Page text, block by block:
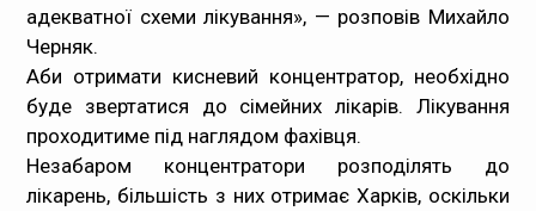
адекватної схеми лікування», — розповів Михайло
Черняк.
Аби отримати кисневий концентратор, необхідно
буде звертатися до сімейних лікарів. Лікування
проходитиме під наглядом фахівця.
Незабаром концентратори розподілять до
лікарень, більшість з них отримає Харків, оскільки